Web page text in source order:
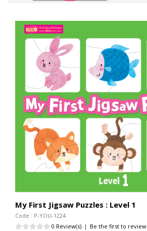
My First Jigsaw Puzzles : Level 1
Code : P-YOU-1224
0 Review(s) | Be the first to review